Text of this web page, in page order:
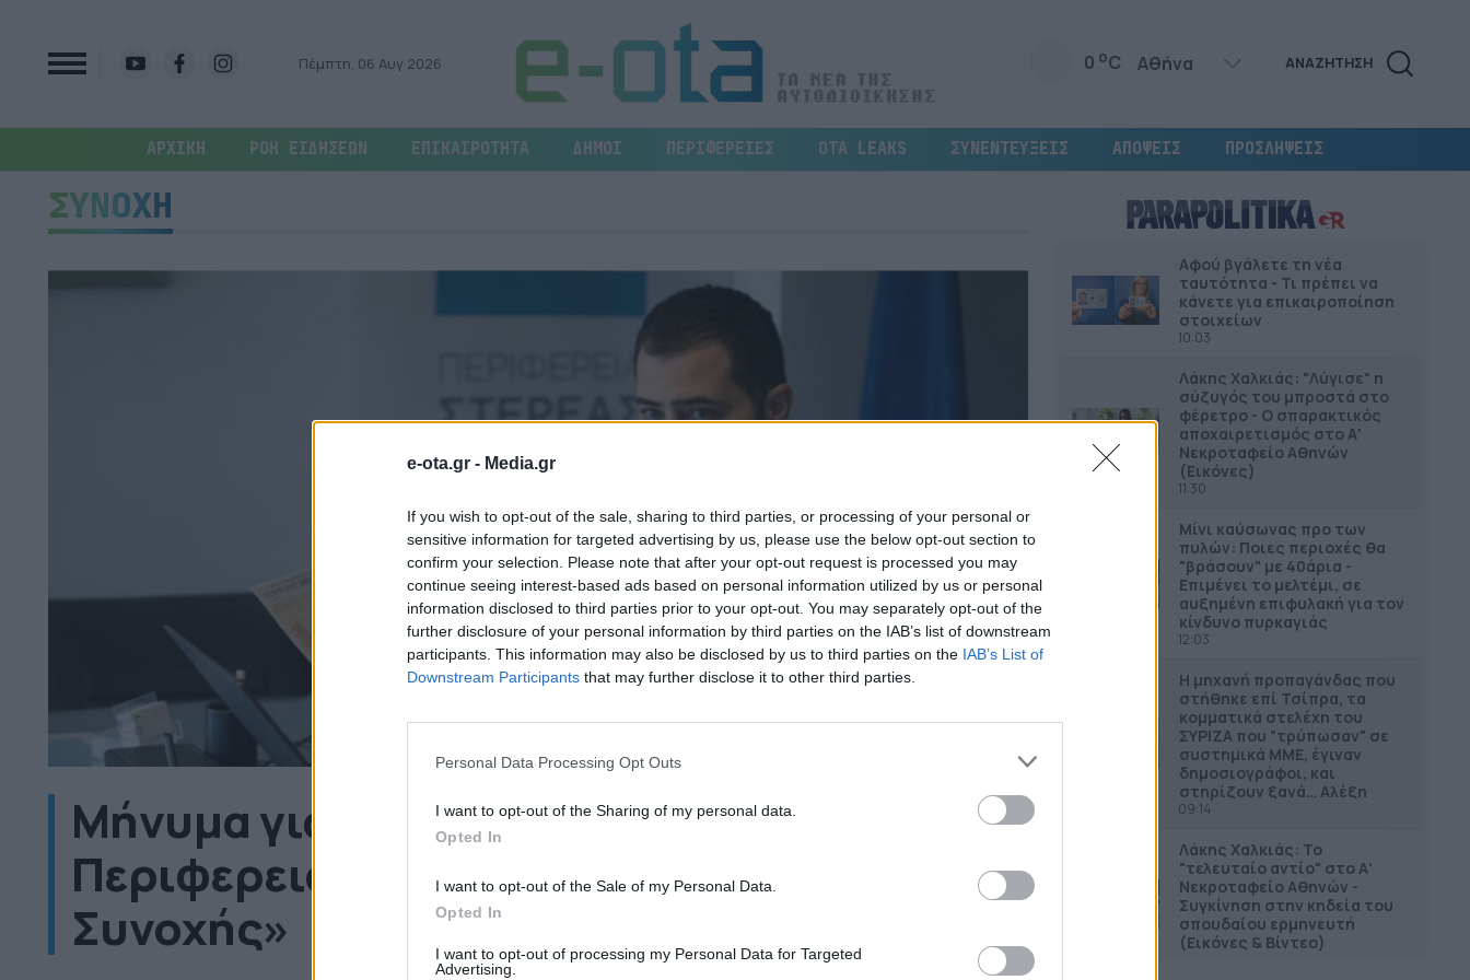
e-ota.gr - Media.gr
If you wish to opt-out of the sale, sharing to third parties, or processing of your personal or
sensitive information for targeted advertising by us, please use the below opt-out section to
confirm your selection. Please note that after your opt-out request is processed you may
continue seeing interest-based ads based on personal information utilized by us or personal
information disclosed to third parties prior to your opt-out. You may separately opt-out of the
further disclosure of your personal information by third parties on the IAB’s list of downstream
participants. This information may also be disclosed by us to third parties on the IAB’s List of
Downstream Participants that may further disclose it to other third parties.
Personal Data Processing Opt Outs
I want to opt-out of the Sharing of my personal data.
Opted In
I want to opt-out of the Sale of my Personal Data.
Opted In
I want to opt-out of processing my Personal Data for Targeted
Advertising.
Πέμπτη, 06 Αυγ 2026 0 oC ΑΝΑΖΗΤΗΣΗ
ΑΡΧΙΚΗ ΡΟΗ ΕΙΔΗΣΕΩΝ ΕΠΙΚΑΙΡΟΤΗΤΑ ΔΗΜΟΙ ΠΕΡΙΦΕΡΕΙΕΣ OTA LEAKS ΣΥΝΕΝΤΕΥΞΕΙΣ ΑΠΟΨΕΙΣ ΠΡΟΣΛΗΨΕΙΣ
ΣΥΝΟΧΗ
Μήνυμα για τη διατήρηση των
Περιφερειακών Προγραμμάτων
Συνοχής»
Αφού βγάλετε τη νέα
ταυτότητα - Τι πρέπει να
κάνετε για επικαιροποίηση
στοιχείων
10:03
Λάκης Χαλκιάς: "Λύγισε" η
σύζυγός του μπροστά στο
φέρετρο - Ο σπαρακτικός
αποχαιρετισμός στο Α'
Νεκροταφείο Αθηνών
(Εικόνες)
11:30
Μίνι καύσωνας προ των
πυλών: Ποιες περιοχές θα
"βράσουν" με 40άρια -
Επιμένει το μελτέμι, σε
αυξημένη επιφυλακή για τον
κίνδυνο πυρκαγιάς
12:03
Η μηχανή προπαγάνδας που
στήθηκε επί Τσίπρα, τα
κομματικά στελέχη του
ΣΥΡΙΖΑ που "τρύπωσαν" σε
συστημικά ΜΜΕ, έγιναν
δημοσιογράφοι, και
στηρίζουν ξανά… Αλέξη
09:14
Λάκης Χαλκιάς: Το
"τελευταίο αντίο" στο Α'
Νεκροταφείο Αθηνών -
Συγκίνηση στην κηδεία του
σπουδαίου ερμηνευτή
(Εικόνες & Βίντεο)